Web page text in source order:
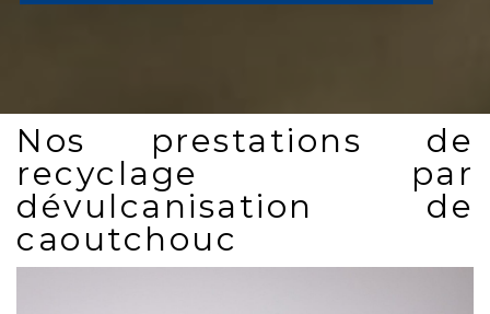
Nos prestations de
recyclage par
dévulcanisation de
caoutchouc